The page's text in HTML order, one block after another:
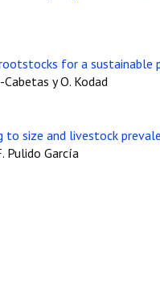
for a sustainable
Cabetas y O. Kodad
to size and livestock
Pulido García